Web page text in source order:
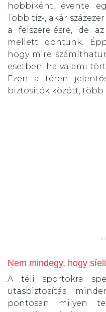
hobbiként, évente
Több tíz-, akár
a felszerelésre, de
mellett döntünk.
hogy mire
esetben, ha valami
Ezen a téren
biztosítók között, több
Nem mindegy, hogy
A téli sportokra
utasbiztosítás
pontosan milyen